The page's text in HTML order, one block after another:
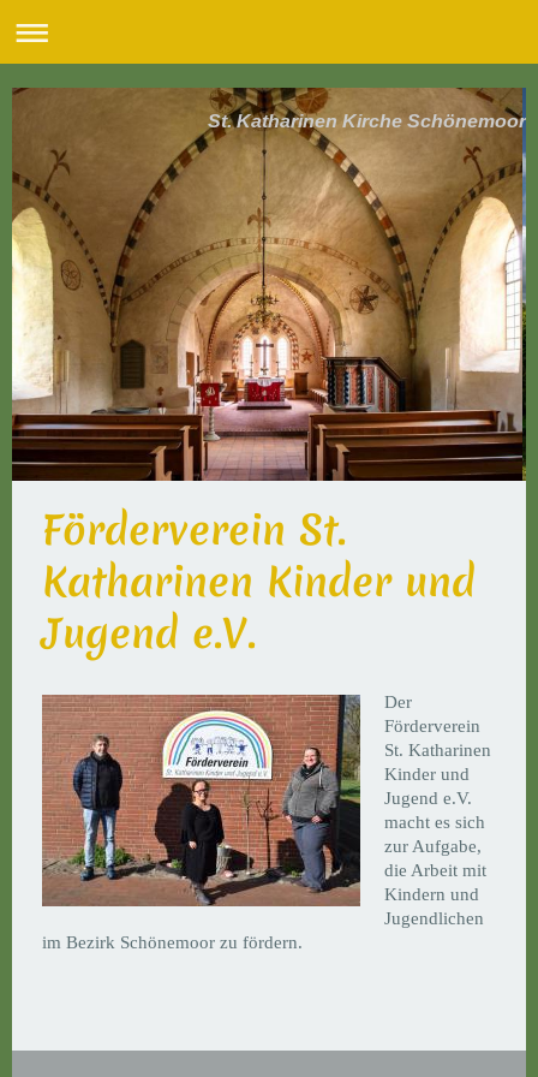
St. Katharinen Kirche Schönemoor
Förderverein St.
Katharinen Kinder und
Jugend e.V.
Der
Förderverein
St. Katharinen
Kinder und
Jugend e.V.
macht es sich
zur Aufgabe,
die Arbeit mit
Kindern und
Jugendlichen
im Bezirk Schönemoor zu fördern.